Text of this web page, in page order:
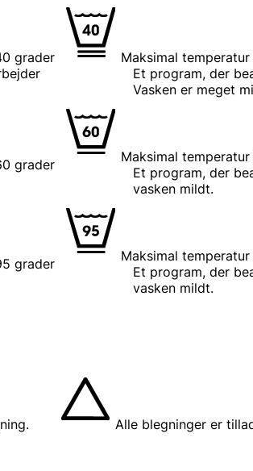
grader
Maksimal
Et program, der
Vasken er meget
grader
Maksimal
Et program, der
vasken mildt.
grader
Maksimal
Et program, der
vasken mildt.
Alle blegninger er